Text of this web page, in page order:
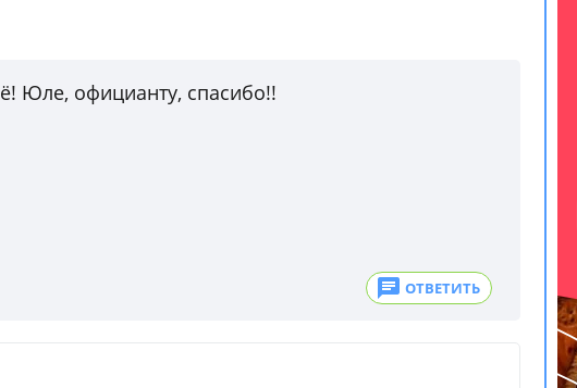
Юле, официанту, спасибо!!
ОТВЕТИТЬ